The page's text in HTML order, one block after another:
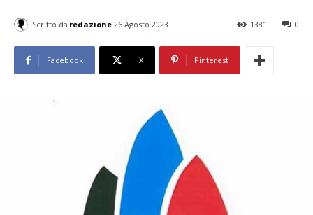
Scritto da redazione 26 Agosto 2023 0
1381
Facebook X Pinterest